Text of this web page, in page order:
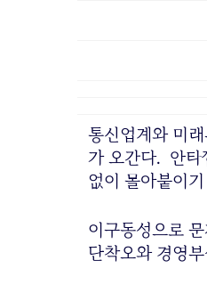
통신업계와 미
가 오간다. 안타
없이 몰아붙이
이구동성으로
단착오와 경영